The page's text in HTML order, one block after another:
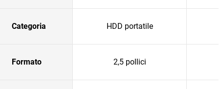
Categoria HDD portatile
Formato 2,5 pollici